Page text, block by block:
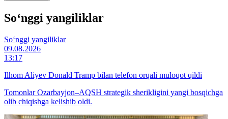
So‘nggi yangiliklar
So‘nggi yangiliklar
09.08.2026
13:17
Ilhom Aliyev Donald Tramp bilan telefon orqali muloqot qildi
Tomonlar Ozarbayjon–AQSH strategik sherikligini yangi bosqichga
olib chiqishga kelishib oldi.